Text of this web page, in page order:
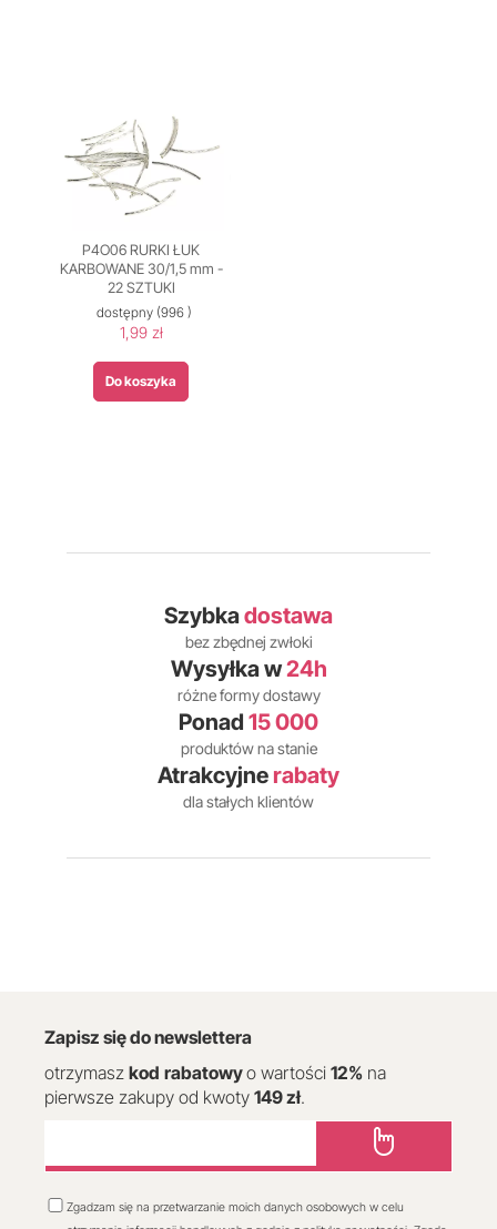
P4O06 RURKI ŁUK
KARBOWANE 30/1,5 mm -
22 SZTUKI
dostępny(996 )
1,99 zł
Do koszyka
Szybkadostawa
bez zbędnej zwłoki
Wysyłka w24h
różne formy dostawy
Ponad 15 000
produktów na stanie
Atrakcyjne rabaty
dla stałych klientów
Zapisz się do newslettera
otrzymasz kod rabatowyo wartości 12% na
pierwsze zakupy od kwoty 149 zł.
Zgadzam się na przetwarzanie moich danych osobowych w celu